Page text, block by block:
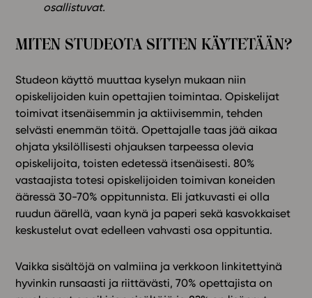
osallistuvat.
MITEN STUDEOTA SITTEN KÄYTETÄÄN?
Studeon käyttö muuttaa kyselyn mukaan niin
opiskelijoiden kuin opettajien toimintaa. Opiskelijat
toimivat itsenäisemmin ja aktiivisemmin, tehden
selvästi enemmän töitä. Opettajalle taas jää aikaa
ohjata yksilöllisesti ohjauksen tarpeessa olevia
opiskelijoita, toisten edetessä itsenäisesti. 80%
vastaajista totesi opiskelijoiden toimivan koneiden
ääressä 30-70% oppitunnista. Eli jatkuvasti ei olla
ruudun äärellä, vaan kynä ja paperi sekä kasvokkaiset
keskustelut ovat edelleen vahvasti osa oppituntia.
Vaikka sisältöjä on valmiina ja verkkoon linkitettyinä
hyvinkin runsaasti ja riittävästi, 70% opettajista on